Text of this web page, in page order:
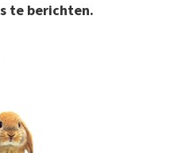
te berichten.